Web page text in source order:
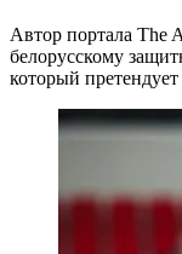
Автор портала The
белорусскому
который